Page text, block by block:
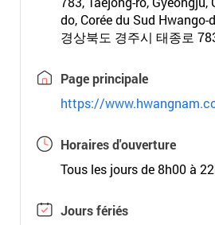
do, Corée du Sud Hwango-
경상북도 경주시 태종로
Page principale
https://
Horaires d'ouverture
Tous les jours de 8h00 à
Jours fériés